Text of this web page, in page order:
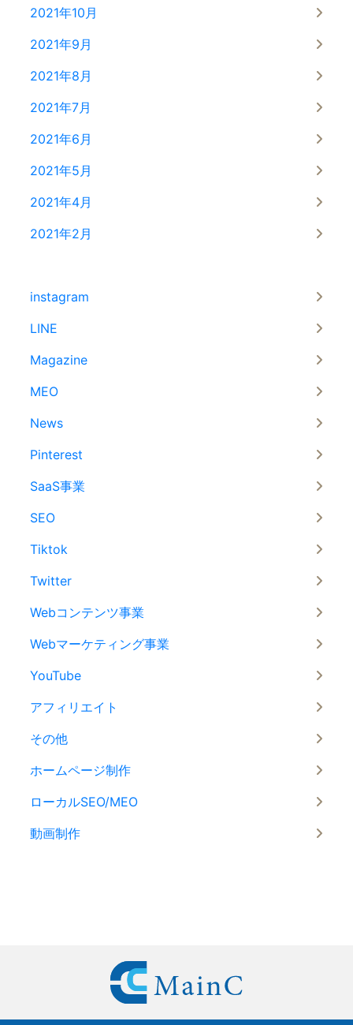
2021年10月
2021年9月
2021年8月
2021年7月
2021年6月
2021年5月
2021年4月
2021年2月
instagram
LINE
Magazine
MEO
News
Pinterest
SaaS事業
SEO
Tiktok
Twitter
Webコンテンツ事業
Webマーケティング事業
YouTube
アフィリエイト
その他
ホームページ制作
ローカルSEO/MEO
動画制作